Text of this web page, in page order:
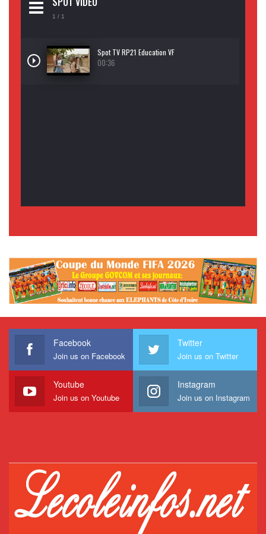
1 / 1
Spot TV RP21 Education VF
00:36
Facebook
Join us on Facebook
Twitter
Join us on Twitter
Youtube
Join us on Youtube
Instagram
Join us on Instagram